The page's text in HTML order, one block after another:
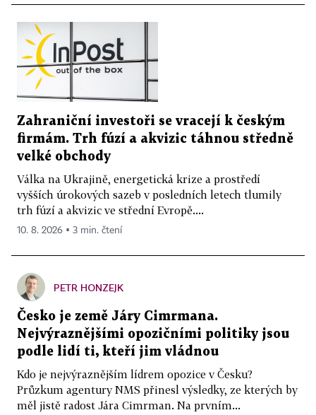
Zahraniční investoři se vracejí k českým
firmám. Trh fúzí a akvizic táhnou středně
velké obchody
Válka na Ukrajině, energetická krize a prostředí
vyšších úrokových sazeb v posledních letech tlumily
trh fúzí a akvizic ve střední Evropě....
10. 8. 2026 ▪ 3 min. čtení
PETR HONZEJK
Česko je země Járy Cimrmana.
Nejvýraznějšími opozičními politiky jsou
podle lidí ti, kteří jim vládnou
Kdo je nejvýraznějším lídrem opozice v Česku?
Průzkum agentury NMS přinesl výsledky, ze kterých by
měl jistě radost Jára Cimrman. Na prvním...